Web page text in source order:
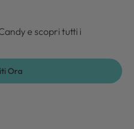
e scopri tutti i
Ora